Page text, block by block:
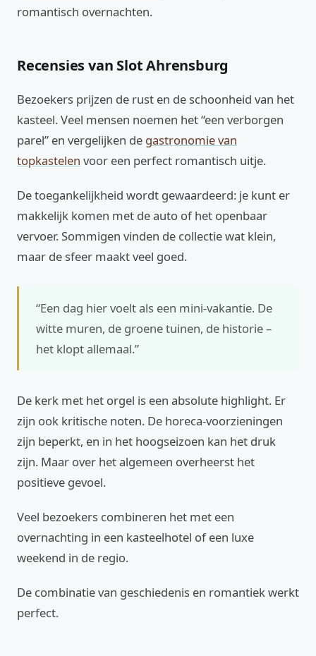
romantisch overnachten.
Recensies van Slot Ahrensburg
Bezoekers prijzen de rust en de schoonheid van het
kasteel. Veel mensen noemen het “een verborgen
parel” en vergelijken de gastronomie van
topkastelen voor een perfect romantisch uitje.
De toegankelijkheid wordt gewaardeerd: je kunt er
makkelijk komen met de auto of het openbaar
vervoer. Sommigen vinden de collectie wat klein,
maar de sfeer maakt veel goed.
“Een dag hier voelt als een mini-vakantie. De
witte muren, de groene tuinen, de historie –
het klopt allemaal.”
De kerk met het orgel is een absolute highlight. Er
zijn ook kritische noten. De horeca-voorzieningen
zijn beperkt, en in het hoogseizoen kan het druk
zijn. Maar over het algemeen overheerst het
positieve gevoel.
Veel bezoekers combineren het met een
overnachting in een kasteelhotel of een luxe
weekend in de regio.
De combinatie van geschiedenis en romantiek werkt
perfect.